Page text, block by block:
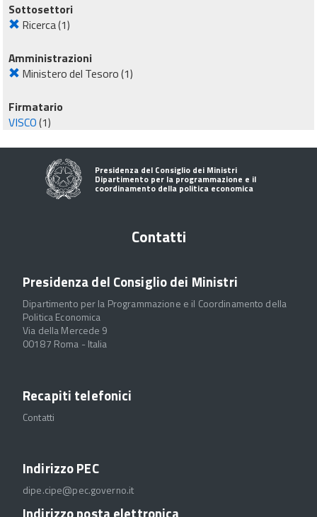
Sottosettori
Ricerca(1)
Amministrazioni
Ministero del Tesoro(1)
Firmatario
VISCO(1)
Presidenza del Consiglio dei Ministri
Dipartimento per la programmazione e il
coordinamento della politica economica
Contatti
Presidenza del Consiglio dei Ministri
Dipartimento per la Programmazione e il Coordinamento della
Politica Economica
Via della Mercede 9
00187 Roma - Italia
Recapiti telefonici
Contatti
Indirizzo PEC
dipe.cipe@pec.governo.it